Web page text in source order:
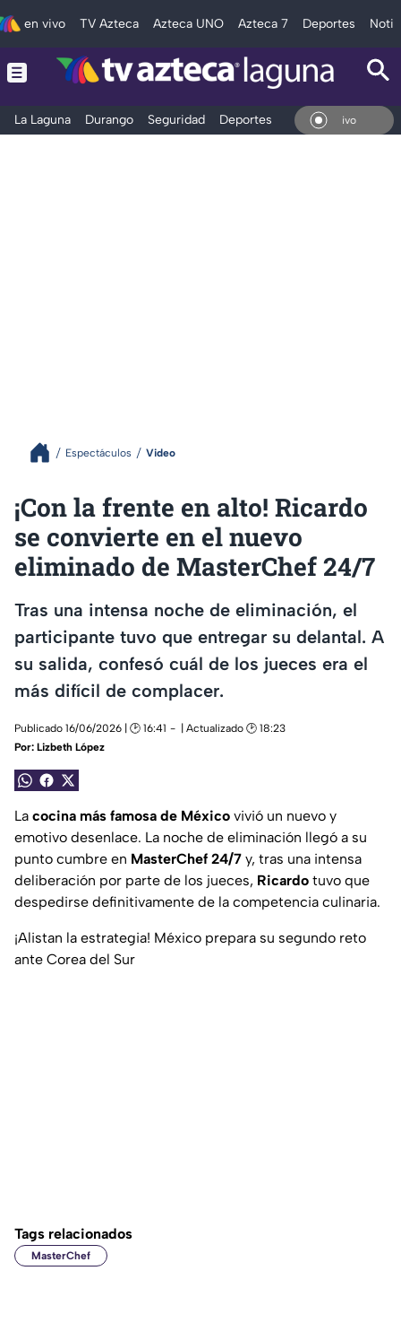
en vivo TV Azteca Azteca UNO Azteca 7 Deportes
La Laguna Durango Seguridad Deportes Entretenimiento
En Vivo
Espectáculos Video
¡Con la frente en alto! Ricardo
se convierte en el nuevo
eliminado de MasterChef 24/7
Tras una intensa noche de eliminación, el
participante tuvo que entregar su delantal. A
su salida, confesó cuál de los jueces era el
más difícil de complacer.
Publicado 16/06/2026 | 🕑 16:41
| Actualizado 🕑 18:23
Por: Lizbeth López
La cocina más famosa de México vivió un nuevo y
emotivo desenlace. La noche de eliminación llegó a su
punto cumbre en MasterChef 24/7 y, tras una intensa
deliberación por parte de los jueces, Ricardo tuvo que
despedirse definitivamente de la competencia culinaria.
¡Alistan la estrategia! México prepara su segundo reto
ante Corea del Sur
Tags relacionados
MasterChef